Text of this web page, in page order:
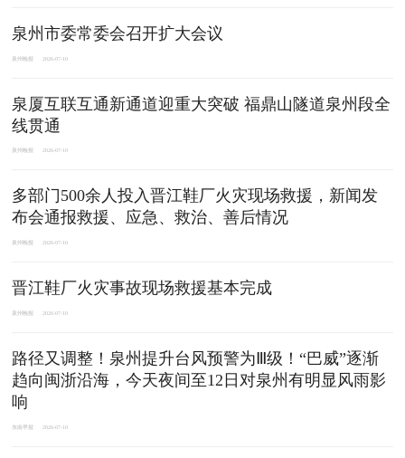
泉州市委常委会召开扩大会议
泉州晚报 2026-07-10
泉厦互联互通新通道迎重大突破 福鼎山隧道泉州段全
线贯通
泉州晚报 2026-07-10
多部门500余人投入晋江鞋厂火灾现场救援，新闻发
布会通报救援、应急、救治、善后情况
泉州晚报 2026-07-10
晋江鞋厂火灾事故现场救援基本完成
泉州晚报 2026-07-10
路径又调整！泉州提升台风预警为Ⅲ级！“巴威”逐渐
趋向闽浙沿海，今天夜间至12日对泉州有明显风雨影
响
东南早报 2026-07-10